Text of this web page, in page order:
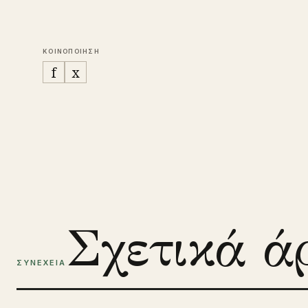
ΚΟΙΝΟΠΟΙΗΣΗ
f x
ΣΥΝΕΧΕΙΑ Σχετικά